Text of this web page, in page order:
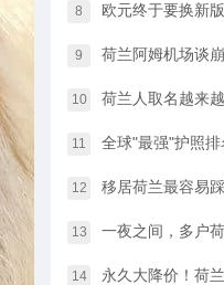
8 欧元终于要换新版了！10套
9 荷兰阿姆机场谈崩了，安
10 荷兰人取名越来越偷懒
11 全球"最强"护照排名公布！
12 移居荷兰最容易踩的7个
13 一夜之间，多户荷兰民宅
14 永久大降价！荷兰平价品牌